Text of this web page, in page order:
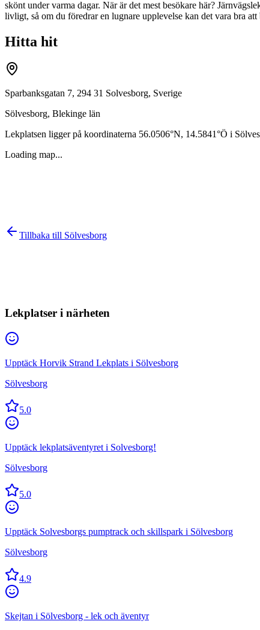
skönt under varma dagar. När är det mest besökare här?
livligt, så om du föredrar en lugnare upplevelse kan det vara bra
Hitta hit
Sparbanksgatan 7, 294 31 Solvesborg, Sverige
Sölvesborg, Blekinge län
Lekplatsen ligger på koordinaterna 56.0506°N, 14.5841°Ö i
Loading map...
Tillbaka till Sölvesborg
Lekplatser i närheten
Upptäck Horvik Strand Lekplats i Sölvesborg
Sölvesborg
5.0
Upptäck lekplatsäventyret i Solvesborg!
Sölvesborg
5.0
Upptäck Solvesborgs pumptrack och skillspark i Sölvesborg
Sölvesborg
4.9
Skejtan i Sölvesborg - lek och äventyr